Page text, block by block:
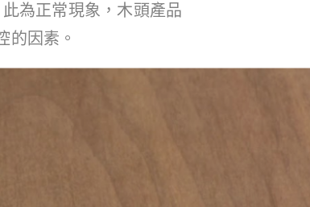
為正常現象，木頭產品
的因素。